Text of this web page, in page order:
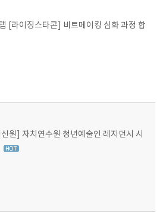
[라이징스타콘] 비트메이킹 심화 과정 합
원] 자치연수원 청년예술인 레지던시 시